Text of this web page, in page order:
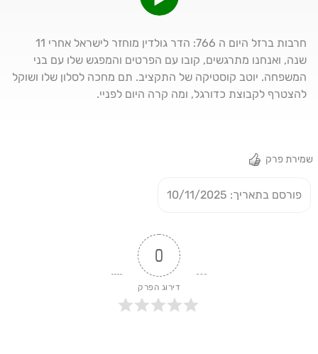
חרבות ברזל היום ה 766: הדר גולדין מוחזר לישראל אחרי 11
שנה, ואנחנו מתרגשים, קובו עם הפרטים והמפגש שלו עם בני
המשפחה. יוטב קוסטיקה של התקציב. תם מחכה לסלון שלו ושוקל
להצטרף לקבוצת כדורגל, ומה קרה היום לפניי.
שמירת פרק
פורסם בתאריך: 10/11/2025
0
דירוג הפרק